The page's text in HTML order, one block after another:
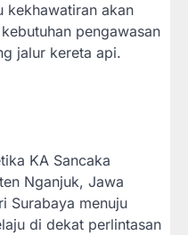
kekhawatiran akan
pengawasan
jalur kereta api.
KA Sancaka
Nganjuk, Jawa
Surabaya menuju
di dekat perlintasan